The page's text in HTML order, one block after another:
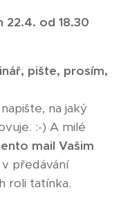
22.4. od 18.30
pište, prosím,
na jaký
:-) A milé
mail Vašim
předávání
roli tatínka.